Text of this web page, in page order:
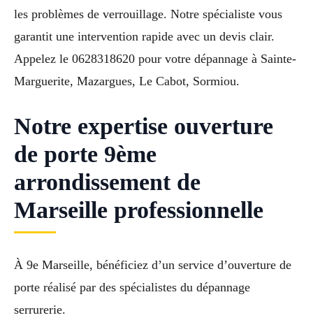
les problèmes de verrouillage. Notre spécialiste vous
garantit une intervention rapide avec un devis clair.
Appelez le 0628318620 pour votre dépannage à Sainte-
Marguerite, Mazargues, Le Cabot, Sormiou.
Notre expertise ouverture
de porte 9ème
arrondissement de
Marseille professionnelle
À 9e Marseille, bénéficiez d’un service d’ouverture de
porte réalisé par des spécialistes du dépannage
serrurerie.